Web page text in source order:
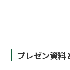
プレゼン資料